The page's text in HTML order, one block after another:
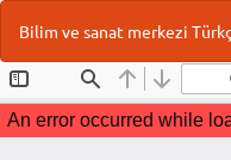
Makale
Detayına
Dönün
Bilim ve sanat merkezi